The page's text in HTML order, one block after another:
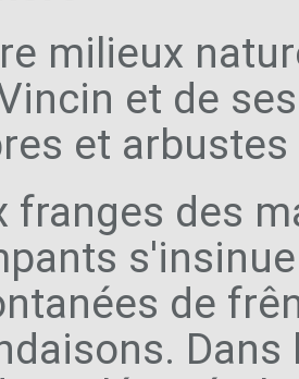
milieux
et de
et
franges des
de
Dans